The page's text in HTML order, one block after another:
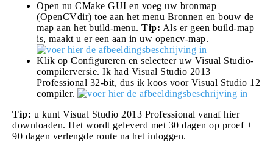
Open nu CMake GUI en voeg uw bronmap
(OpenCVdir) toe aan het menu Bronnen en bouw de
map aan het build-menu. Tip: Als er geen build-map
is, maakt u er een aan in uw opencv-map.
Klik op Configureren en selecteer uw Visual Studio-
compilerversie. Ik had Visual Studio 2013
Professional 32-bit, dus ik koos voor Visual Studio 12
compiler.
Tip: u kunt Visual Studio 2013 Professional vanaf hier
downloaden. Het wordt geleverd met 30 dagen op proef +
90 dagen verlengde route na het inloggen.